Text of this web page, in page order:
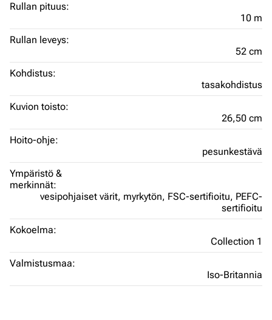
Rullan pituus:
10 m
Rullan leveys:
52 cm
Kohdistus:
tasakohdistus
Kuvion toisto:
26,50 cm
Hoito-ohje:
pesunkestävä
Ympäristö &
merkinnät:
vesipohjaiset värit, myrkytön, FSC-sertifioitu, PEFC-
sertifioitu
Kokoelma:
Collection 1
Valmistusmaa:
Iso-Britannia